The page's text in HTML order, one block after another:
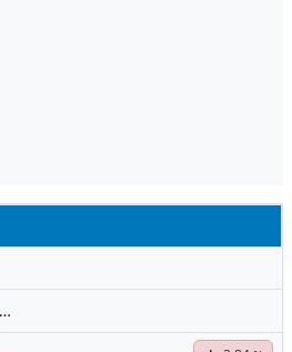
Trading- und Aktien-Chat